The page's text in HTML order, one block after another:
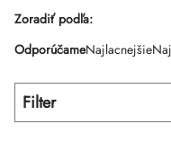
Zoradiť podľa:
Radenie
produktov
OdporúčameNajlacnejšie
Filter
Výpis
produktov